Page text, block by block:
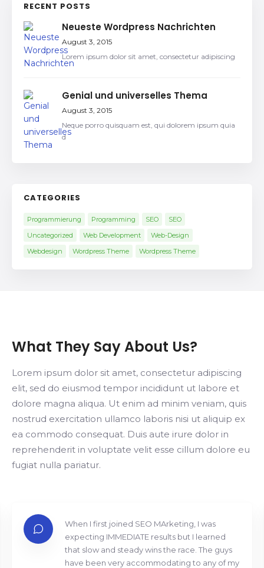
RECENT POSTS
Neueste Wordpress Nachrichten
August 3, 2015
Lorem ipsum dolor sit amet, consectetur adipiscing
Genial und universelles Thema
August 3, 2015
Neque porro quisquam est, qui dolorem ipsum quia
d
CATEGORIES
Programmierung Programming SEO
SEO
Uncategorized
Web Development
Web-Design
Webdesign
Wordpress Theme Wordpress Theme
What They Say About Us?
Lorem ipsum dolor sit amet, consectetur adipiscing
elit, sed do eiusmod tempor incididunt ut labore et
dolore magna aliqua. Ut enim ad minim veniam, quis
nostrud exercitation ullamco laboris nisi ut aliquip ex
ea commodo consequat. Duis aute irure dolor in
reprehenderit in voluptate velit esse cillum dolore eu
fugiat nulla pariatur.
When I first joined SEO MArketing, I was
expecting IMMEDIATE results but I learned
that slow and steady wins the race. The guys
have been very accommodating to any of my